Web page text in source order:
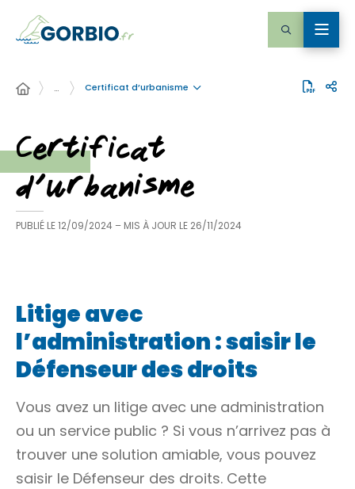
… Certificat d’urbanisme
Certificat
d’urbanisme
PUBLIÉ LE12/09/2024 – MIS À JOUR LE 26/11/2024
Litige avec
l’administration : saisir le
Défenseur des droits
Vous avez un litige avec une administration
ou un service public ? Si vous n’arrivez pas à
trouver une solution amiable, vous pouvez
saisir le Défenseur des droits. Cette